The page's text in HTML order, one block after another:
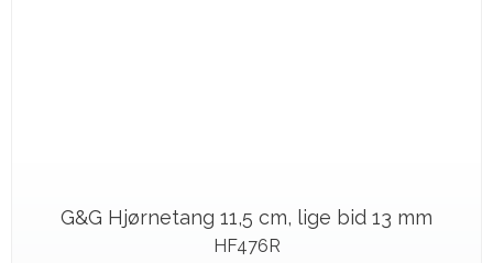
G&G Hjørnetang 11,5 cm, lige bid 13 mm
HF476R